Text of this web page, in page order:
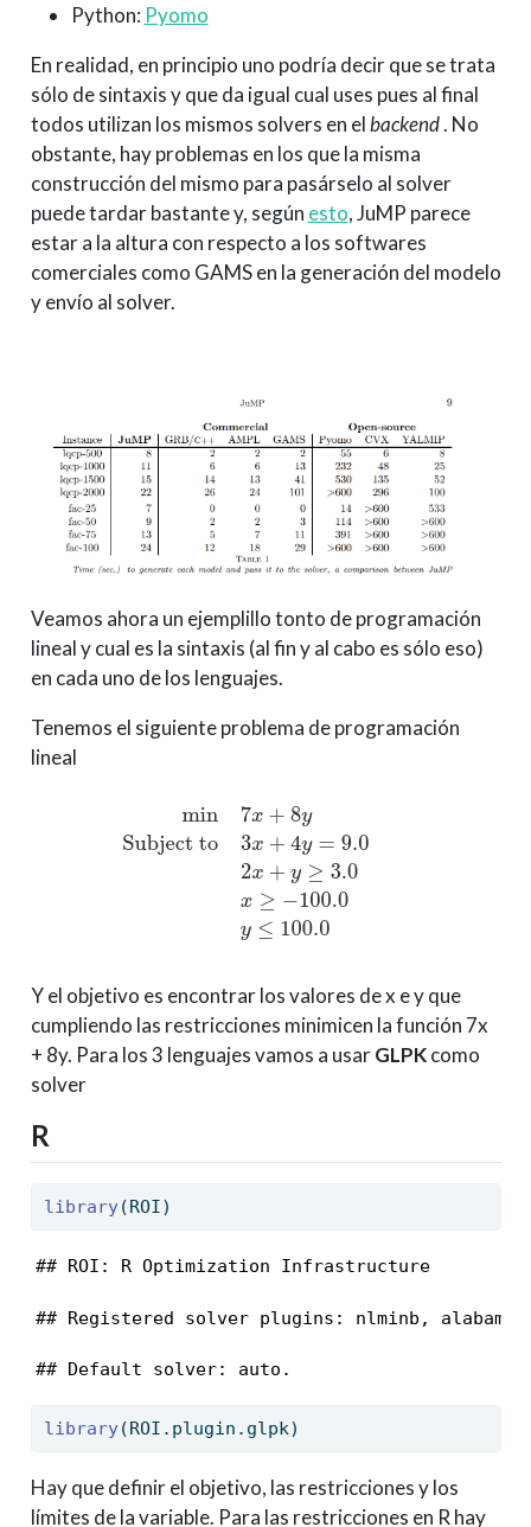
Python: Pyomo
En realidad, en principio uno podría decir que se trata
sólo de sintaxis y que da igual cual uses pues al final
todos utilizan los mismos solvers en elbackend. No
obstante, hay problemas en los que la misma
construcción del mismo para pasárselo al solver
puede tardar bastante y, según esto, JuMP parece
estar a la altura con respecto a los softwares
comerciales como GAMS en la generación del modelo
y envío al solver.
Veamos ahora un ejemplillo tonto de programación
lineal y cual es la sintaxis (al fin y al cabo es sólo eso)
en cada uno de los lenguajes.
Tenemos el siguiente problema de programación
lineal
Y el objetivo es encontrar los valores de x e y que
cumpliendo las restricciones minimicen la función 7x
+ 8y. Para los 3 lenguajes vamos a usarGLPKcomo
solver
R
library(ROI)
## ROI: R Optimization Infrastructure
## Registered solver plugins: nlminb,
## Default solver: auto.
library(ROI.plugin.glpk)
Hay que definir el objetivo, las restricciones y los
límites de la variable. Para las restricciones en R hay